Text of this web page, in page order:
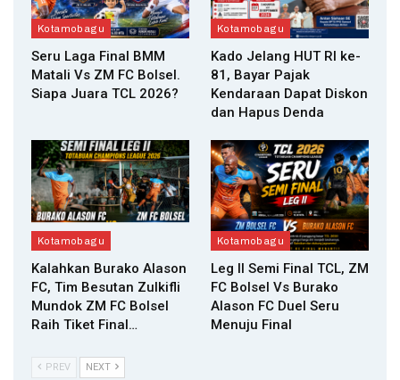
Kotamobagu
Seru Laga Final BMM
Matali Vs ZM FC Bolsel.
Siapa Juara TCL 2026?
Kotamobagu
Kado Jelang HUT RI ke-
81, Bayar Pajak
Kendaraan Dapat Diskon
dan Hapus Denda
Kotamobagu
Kalahkan Burako Alason
FC, Tim Besutan Zulkifli
Mundok ZM FC Bolsel
Raih Tiket Final…
Kotamobagu
Leg II Semi Final TCL, ZM
FC Bolsel Vs Burako
Alason FC Duel Seru
Menuju Final
PREV NEXT